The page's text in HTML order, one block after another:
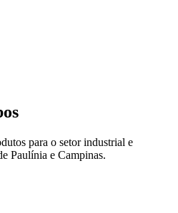
para o setor industrial e
Paulínia e Campinas.